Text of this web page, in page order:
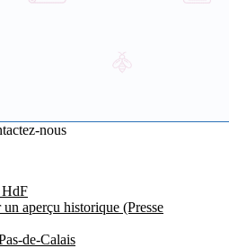
nous
HdF
aperçu historique (Presse
de-Calais